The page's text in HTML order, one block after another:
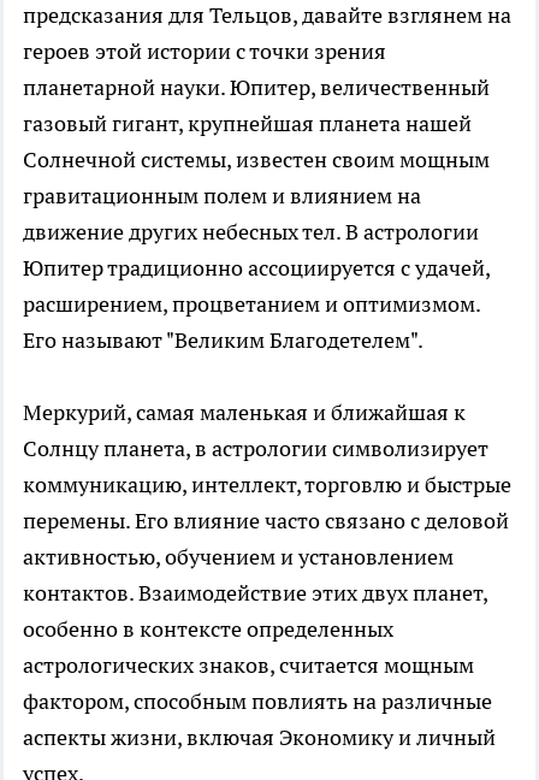
предсказания для Тельцов, давайте взглянем на
героев этой истории с точки зрения
планетарной науки. Юпитер, величественный
газовый гигант, крупнейшая планета нашей
Солнечной системы, известен своим мощным
гравитационным полем и влиянием на
движение других небесных тел. В астрологии
Юпитер традиционно ассоциируется с удачей,
расширением, процветанием и оптимизмом.
Его называют "Великим Благодетелем".
Меркурий, самая маленькая и ближайшая к
Солнцу планета, в астрологии символизирует
коммуникацию, интеллект, торговлю и быстрые
перемены. Его влияние часто связано с деловой
активностью, обучением и установлением
контактов. Взаимодействие этих двух планет,
особенно в контексте определенных
астрологических знаков, считается мощным
фактором, способным повлиять на различные
аспекты жизни, включая Экономику и личный
успех.